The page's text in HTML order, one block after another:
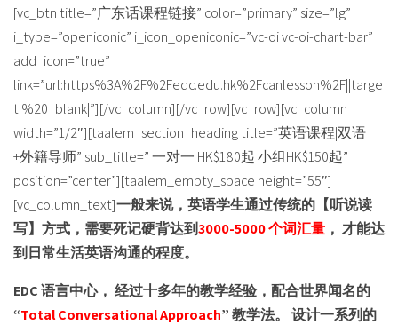
[vc_btn title=”广东话课程链接” color=”primary” size=”lg”
i_type=”openiconic” i_icon_openiconic=”vc-oi vc-oi-chart-bar”
add_icon=”true”
link=”url:https%3A%2F%2Fedc.edu.hk%2Fcanlesson%2F||targe
t:%20_blank|”][/vc_column][/vc_row][vc_row][vc_column
width=”1/2″][taalem_section_heading title=”英语课程|双语
+外籍导师” sub_title=” 一对一 HK$180起 小组HK$150起”
position=”center”][taalem_empty_space height=”55″]
[vc_column_text]一般来说，英语学生通过传统的【听说读
写】方式，需要死记硬背达到3000-5000 个词汇量 ， 才能达
到日常生活英语沟通的程度。
EDC 语言中心， 经过十多年的教学经验，配合世界闻名的
“Total Conversational Approach” 教学法。 设计一系列的